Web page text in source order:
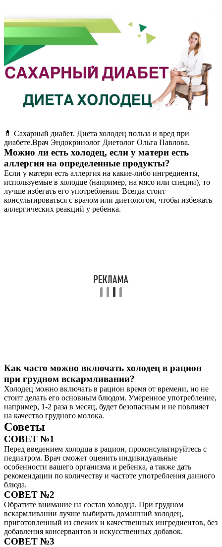
💊 Сахарный диабет. Диета холодец польза и вред при
диабете.Врач Эндокринолог Диетолог Ольга Павлова.
Можно ли есть холодец, если у матери есть
аллергия на определенные продукты?
Если у матери есть аллергия на какие-либо ингредиенты,
используемые в холодце (например, на мясо или специи), то
лучше избегать его употребления. Всегда стоит
консультироваться с врачом или диетологом, чтобы избежать
аллергических реакций у ребенка.
Как часто можно включать холодец в рацион
при грудном вскармливании?
Холодец можно включать в рацион время от времени, но не
стоит делать его основным блюдом. Умеренное употребление,
например, 1-2 раза в месяц, будет безопасным и не повлияет
на качество грудного молока.
Советы
СОВЕТ №1
Перед введением холодца в рацион, проконсультируйтесь с
педиатром. Врач сможет оценить индивидуальные
особенности вашего организма и ребенка, а также дать
рекомендации по количеству и частоте употребления данного
блюда.
СОВЕТ №2
Обратите внимание на состав холодца. При грудном
вскармливании лучше выбирать домашний холодец,
приготовленный из свежих и качественных ингредиентов, без
добавления консервантов и искусственных добавок.
СОВЕТ №3